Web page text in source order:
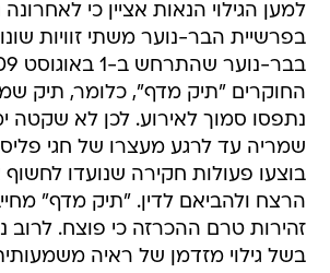
למען הגילוי הנאות אציין כי
בפרשיית הבר-נוער משתי זוויות
החוקרים "תיק מדף", כלומר, תיק
נתפסו סמוך לאירוע. לכן לא שקטה
שמריה עד לרגע מעצרו של חגי
בוצעו פעולות חקירה שנועדו
הרצח ולהביאם לדין. "תיק מדף"
זהירות טרם ההכרזה כי פוצח. לרוב
בשל גילוי מזדמן של ראיה